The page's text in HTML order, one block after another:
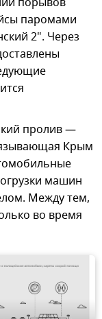
паромами
2". Через
пролив —
Крым
машин
Между тем,
во время